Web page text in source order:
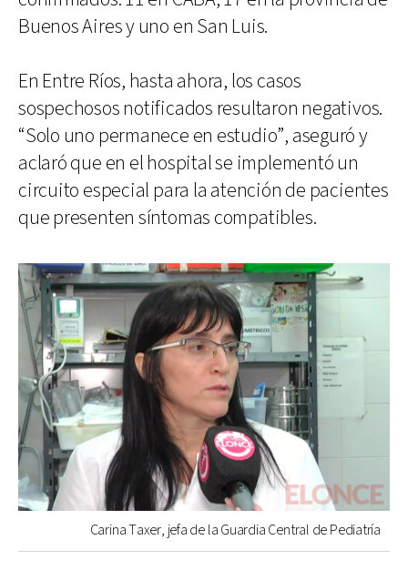
Buenos Aires y uno en San Luis.
En Entre Ríos, hasta ahora, los casos
sospechosos notificados resultaron negativos.
“Solo uno permanece en estudio”, aseguró y
aclaró que en el hospital se implementó un
circuito especial para la atención de pacientes
que presenten síntomas compatibles.
Carina Taxer, jefa de la Guardia Central de Pediatría